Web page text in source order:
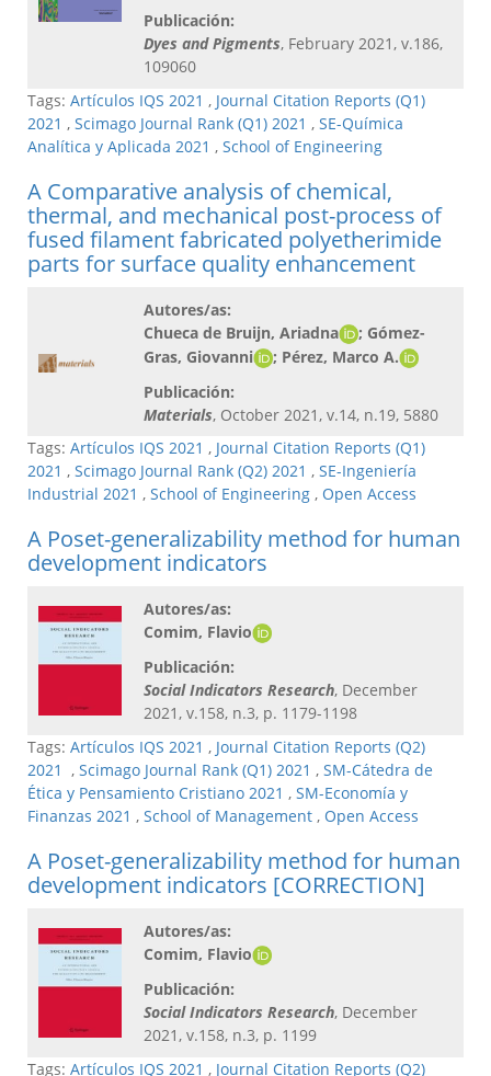
Publicación:
Dyes and Pigments, February 2021, v.186,
109060
Tags: Artículos IQS 2021 , Journal Citation Reports (Q1)
2021 , Scimago Journal Rank (Q1) 2021 , SE-Química
Analítica y Aplicada 2021 , School of Engineering
A Comparative analysis of chemical,
thermal, and mechanical post-process of
fused filament fabricated polyetherimide
parts for surface quality enhancement
Autores/as:
Chueca de Bruijn, Ariadna
; Gómez-
Gras, Giovanni
; Pérez, Marco A.​
Publicación:
Materials, October 2021, v.14, n.19, 5880
Tags: Artículos IQS 2021 , Journal Citation Reports (Q1)
2021 , Scimago Journal Rank (Q2) 2021 , SE-Ingeniería
Industrial 2021 , School of Engineering , Open Access
A Poset-generalizability method for human
development indicators
Autores/as:
Comim, Flavio
Publicación:
Social Indicators Research, December
2021, v.158, n.3, p. 1179-1198
Tags: Artículos IQS 2021 , Journal Citation Reports (Q2)
2021 , Scimago Journal Rank (Q1) 2021 , SM-Cátedra de
Ética y Pensamiento Cristiano 2021 , SM-Economía y
Finanzas 2021 , School of Management , Open Access
A Poset-generalizability method for human
development indicators [CORRECTION]
Autores/as:
Comim, Flavio
Publicación:
Social Indicators Research, December
2021, v.158, n.3, p. 1199
Tags: Artículos IQS 2021 , Journal Citation Reports (Q2)